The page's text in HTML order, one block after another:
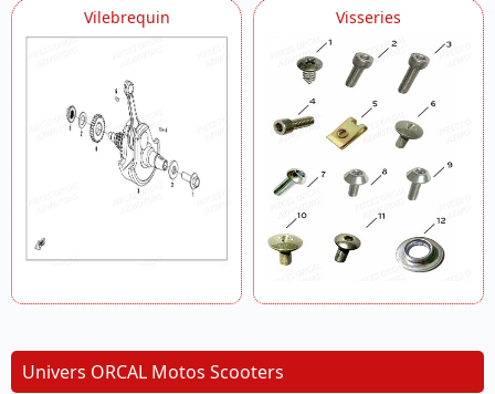
Vilebrequin Visseries
Univers ORCAL Motos Scooters